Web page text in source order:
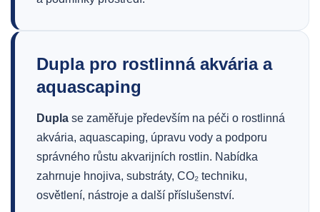
Dupla pro rostlinná akvária a
aquascaping
Dupla se zaměřuje především na péči o rostlinná
akvária, aquascaping, úpravu vody a podporu
správného růstu akvarijních rostlin. Nabídka
zahrnuje hnojiva, substráty, CO₂ techniku,
osvětlení, nástroje a další příslušenství.